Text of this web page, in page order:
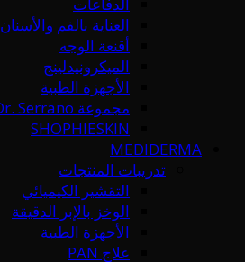
الدفاعات
العناية بالفم والأسنان
أقنعة الوجه
الميكرونيدلينج
الأجهزة الطبية
مجموعة Dr. Serrano
SHOPHIESKIN
MEDIDERMA
تدريبات المنتجات
التقشير الكيميائي
الوخز بالإبر الدقيقة
الأجهزة الطبية
علاج PAN